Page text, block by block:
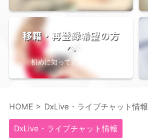
移籍・再登録希望の方
へ
初めに知っておきたい情報
HOME > DxLive・ライブチャット情報
DxLive・ライブチャット情報